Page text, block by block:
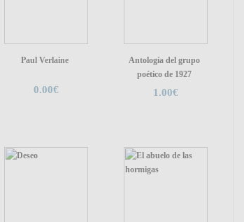
Paul Verlaine
0.00€
Antología del grupo
poético de 1927
1.00€